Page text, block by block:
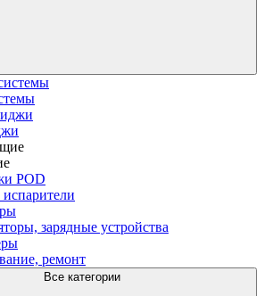
POD
зарядные устройства
ремонт
Все категории